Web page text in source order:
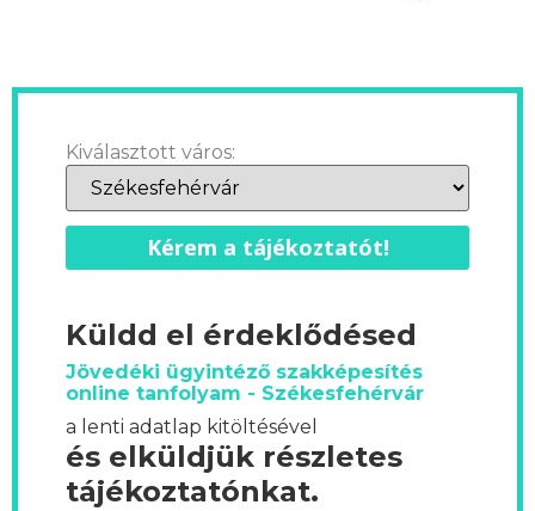
Kiválasztott város:
Kérem a tájékoztatót!
Küldd el érdeklődésed
Jövedéki ügyintéző szakképesítés
online tanfolyam - Székesfehérvár
a lenti adatlap kitöltésével
és elküldjük részletes
tájékoztatónkat.